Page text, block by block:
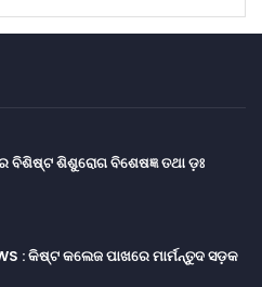
ବିଶିଷ୍ଟ ଶିଶୁରୋଗ ବିଶେଷଜ୍ଞ ତଥା ଡ଼ଃ
: କିଷ୍ଟ କଲେଜ ପାଖରେ ମାର୍ମନ୍ତୁଦ ସଡ଼କ